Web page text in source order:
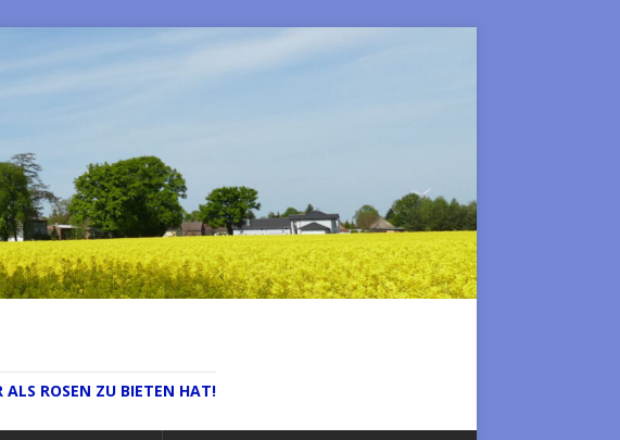
ALS ROSEN ZU BIETEN HAT!